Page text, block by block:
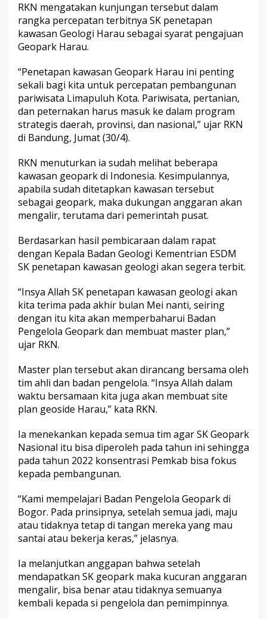
k
H
a
r
A
k
a
n
T
e
r
i
t
d
i
A
k
r
B
u
a
n
M
e
i
RKN mengatakan kunjungan tersebut dalam
rangka percepatan terbitnya SK penetapan
kawasan Geologi Harau sebagai syarat pengajuan
Geopark Harau.
“Penetapan kawasan Geopark Harau ini penting
sekali bagi kita untuk percepatan pembangunan
pariwisata Limapuluh Kota. Pariwisata, pertanian,
dan peternakan harus masuk ke dalam program
strategis daerah, provinsi, dan nasional,” ujar RKN
di Bandung, Jumat (30/4).
RKN menuturkan ia sudah melihat beberapa
kawasan geopark di Indonesia. Kesimpulannya,
apabila sudah ditetapkan kawasan tersebut
sebagai geopark, maka dukungan anggaran akan
mengalir, terutama dari pemerintah pusat.
Berdasarkan hasil pembicaraan dalam rapat
dengan Kepala Badan Geologi Kementrian ESDM
SK penetapan kawasan geologi akan segera terbit.
“Insya Allah SK penetapan kawasan geologi akan
kita terima pada akhir bulan Mei nanti, seiring
dengan itu kita akan memperbaharui Badan
Pengelola Geopark dan membuat master plan,”
ujar RKN.
Master plan tersebut akan dirancang bersama oleh
tim ahli dan badan pengelola. “Insya Allah dalam
waktu bersamaan kita juga akan membuat site
plan geoside Harau,” kata RKN.
Ia menekankan kepada semua tim agar SK Geopark
Nasional itu bisa diperoleh pada tahun ini sehingga
pada tahun 2022 konsentrasi Pemkab bisa fokus
kepada pembangunan.
“Kami mempelajari Badan Pengelola Geopark di
Bogor. Pada prinsipnya, setelah semua jadi, maju
atau tidaknya tetap di tangan mereka yang mau
santai atau bekerja keras,” jelasnya.
Ia melanjutkan anggapan bahwa setelah
mendapatkan SK geopark maka kucuran anggaran
mengalir, bisa benar atau tidaknya semuanya
kembali kepada si pengelola dan pemimpinnya.